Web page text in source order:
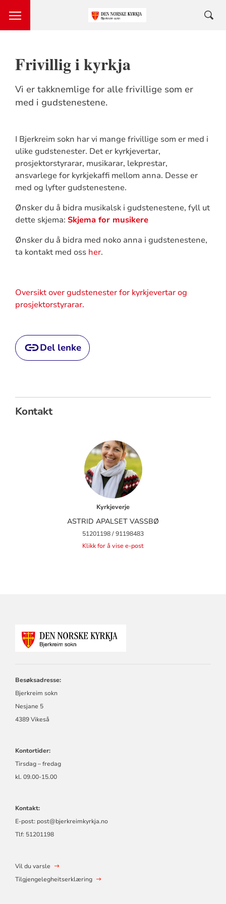
Frivillig i kyrkja
Vi er takknemlige for alle frivillige som er
med i gudstenestene.
I Bjerkreim sokn har vi mange frivillige som er med i
ulike gudstenester. Det er kyrkjevertar,
prosjektorstyrarar, musikarar, lekprestar,
ansvarlege for kyrkjekaffi mellom anna. Desse er
med og lyfter gudstenestene.
Ønsker du å bidra musikalsk i gudstenestene, fyll ut
dette skjema: Skjema for musikere
Ønsker du å bidra med noko anna i gudstenestene,
ta kontakt med oss her.
Oversikt over gudstenester for kyrkjevertar og
prosjektorstyrarar.
Del lenke
Kontakt
Kyrkjeverje
ASTRID APALSET VASSBØ
51201198 / 91198483
Klikk for å vise e-post
Besøksadresse:
Bjerkreim sokn
Nesjane 5
4389 Vikeså
Kontortider:
Tirsdag – fredag
kl. 09.00-15.00
Kontakt:
E-post: post@bjerkreimkyrkja.no
Tlf: 51201198
Vil du varsle
Tilgjengelegheitserklæring